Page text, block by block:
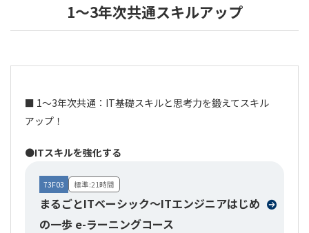
1～3年次共通スキルアップ
■ 1～3年次共通：IT基礎スキルと思考力を鍛えてスキル
アップ！
⚫ITスキルを強化する
73F03
まるごとITベーシック～ITエンジニアはじめ
の一歩 e-ラーニングコース
標準:21時間